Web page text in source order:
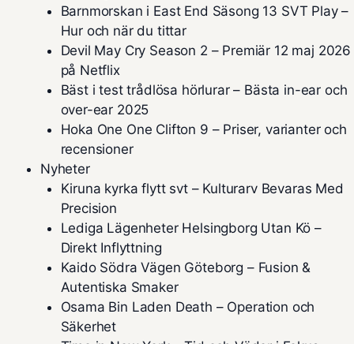
Barnmorskan i East End Säsong 13 SVT Play –
Hur och när du tittar
Devil May Cry Season 2 – Premiär 12 maj 2026
på Netflix
Bäst i test trådlösa hörlurar – Bästa in-ear och
over-ear 2025
Hoka One One Clifton 9 – Priser, varianter och
recensioner
Nyheter
Kiruna kyrka flytt svt – Kulturarv Bevaras Med
Precision
Lediga Lägenheter Helsingborg Utan Kö –
Direkt Inflyttning
Kaido Södra Vägen Göteborg – Fusion &
Autentiska Smaker
Osama Bin Laden Death – Operation och
Säkerhet